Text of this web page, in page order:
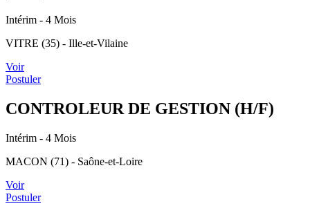
Intérim - 4 Mois
VITRE (35) - Ille-et-Vilaine
Voir
Postuler
CONTROLEUR DE GESTION (H/F)
Intérim - 4 Mois
MACON (71) - Saône-et-Loire
Voir
Postuler